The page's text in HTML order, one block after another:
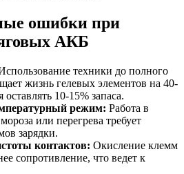
ошибки при
АКБ
техники до полного
жизнь гелевых элементов на 40-
оставлять 10-15% запаса.
режим: Работа в
или перегрева требует
зарядки.
контактов: Окисление клемм
сопротивление, что ведет к